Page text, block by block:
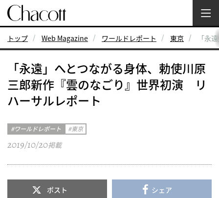
トップ Web Magazine ワールドレポート 東京 「永
「永遠」へとつながる身体、勅使川原
三郎新作『雲のなごり』世界初演 リ
ハーサルレポート
ワールドレポート 東京
2019/10/20掲載
ポスト シェア